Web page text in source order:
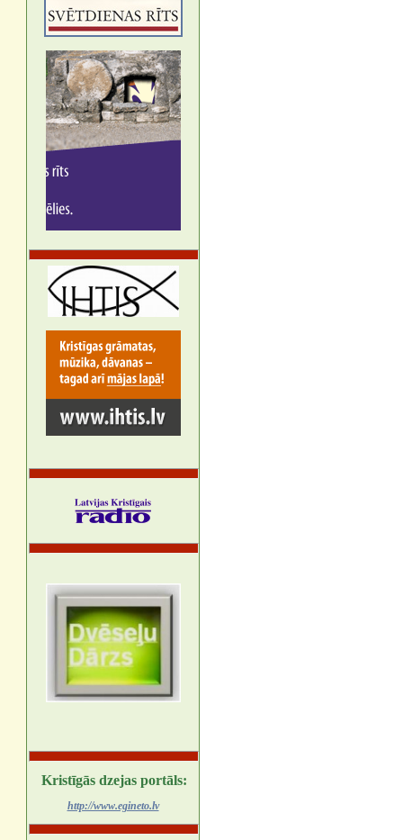
Kristīgās dzejas portāls:
http://www.egineto.lv